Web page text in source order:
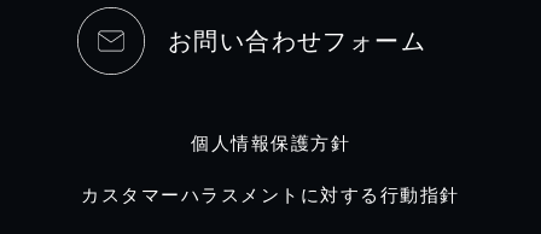
お問い合わせフォーム
個人情報保護方針
カスタマーハラスメントに対する行動指針